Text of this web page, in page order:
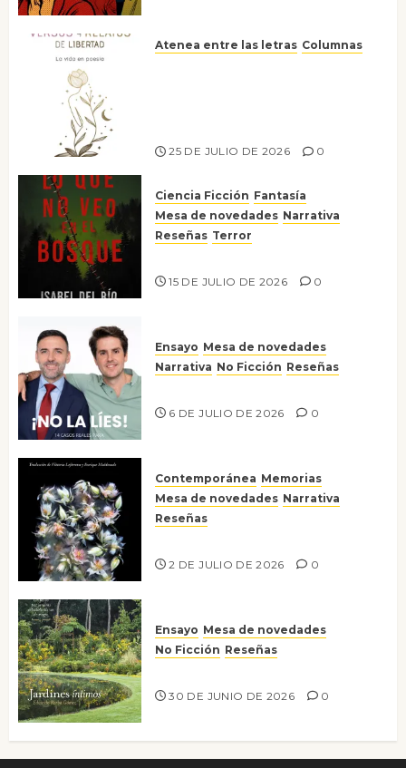
Atenea entre las letras Columnas
25 DE JULIO DE 2026 0
Ciencia Ficción Fantasía
Mesa de novedades Narrativa
Reseñas Terror
15 DE JULIO DE 2026 0
Ensayo Mesa de novedades
Narrativa No Ficción Reseñas
6 DE JULIO DE 2026 0
Contemporánea Memorias
Mesa de novedades Narrativa
Reseñas
2 DE JULIO DE 2026 0
Ensayo Mesa de novedades
No Ficción Reseñas
30 DE JUNIO DE 2026 0